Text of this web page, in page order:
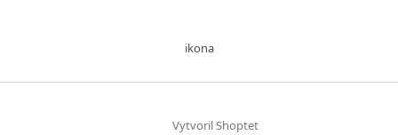
ikona
Vytvoril Shoptet